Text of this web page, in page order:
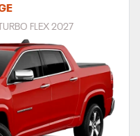
FLEX 2027